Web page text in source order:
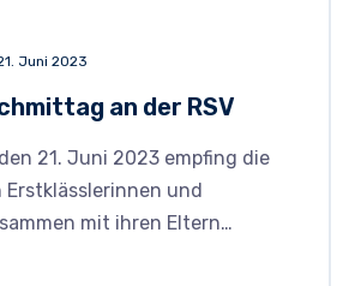
Juni 2023
an der RSV
21. Juni 2023 empfing die
Erstklässlerinnen und
mit ihren Eltern…